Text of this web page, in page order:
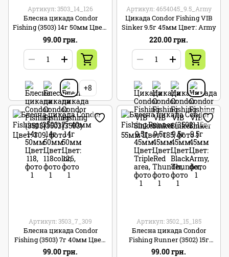
Артикул: 3503_14_126
Блесна цикада Condor
Fishing (3503) 14г 50мм Цвет:
126
99.00 грн.
+8
Артикул: 4654045_9.5_Army
Цикада Condor Fishing VIB
Sinker 9.5г 45мм Цвет: Army
220.00 грн.
Артикул: 3503_7_309
Блесна цикада Condor
Fishing (3503) 7г 40мм Цвет:
309
99.00 грн.
Артикул: 3502_15_185
Блесна цикада Condor
Fishing Runner (3502) 15г
55мм Цвет: 185
99.00 грн.